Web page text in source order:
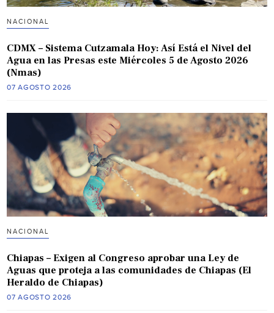
NACIONAL
CDMX – Sistema Cutzamala Hoy: Así Está el Nivel del
Agua en las Presas este Miércoles 5 de Agosto 2026
(Nmas)
07 AGOSTO 2026
NACIONAL
Chiapas – Exigen al Congreso aprobar una Ley de
Aguas que proteja a las comunidades de Chiapas (El
Heraldo de Chiapas)
07 AGOSTO 2026